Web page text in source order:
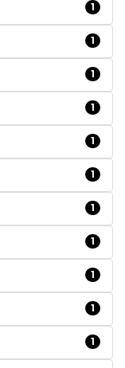
1
1
1
1
1
1
1
1
1
1
1